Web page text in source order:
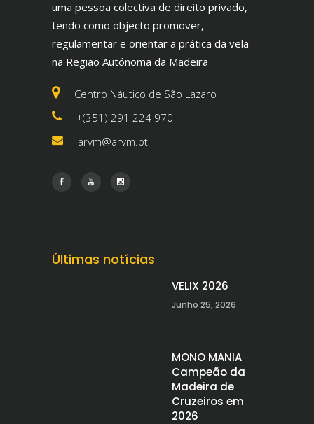
uma pessoa colectiva de direito privado,
tendo como objecto promover,
regulamentar e orientar a prática da vela
na Região Autónoma da Madeira
Centro Náutico de São Lazaro
+(351) 291 224 970
arvm@arvm.pt
Últimas notícias
VELIX 2026
Junho 25, 2026
MONO MANIA
Campeão da
Madeira de
Cruzeiros em
2026